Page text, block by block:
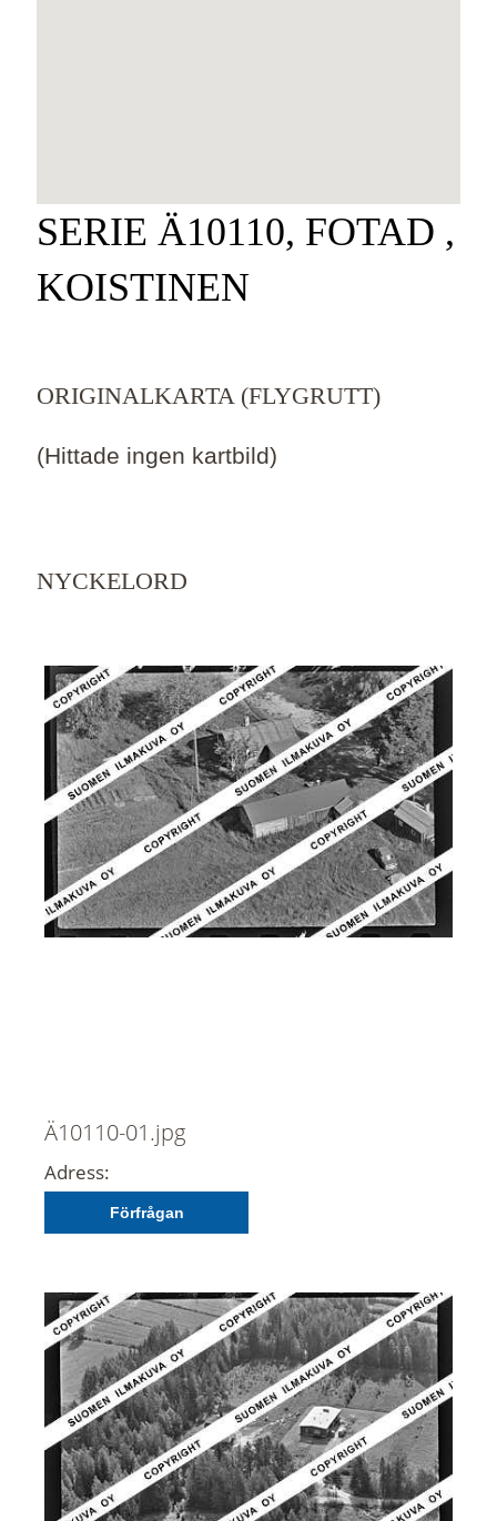
SERIE Ä10110, FOTAD ,
KOISTINEN
ORIGINALKARTA (FLYGRUTT)
(Hittade ingen kartbild)
NYCKELORD
Ä10110-01.jpg
Adress:
Förfrågan